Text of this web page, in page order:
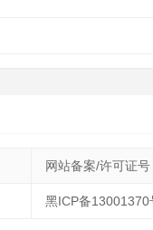
网站备案/许可证号
黑ICP备13001370